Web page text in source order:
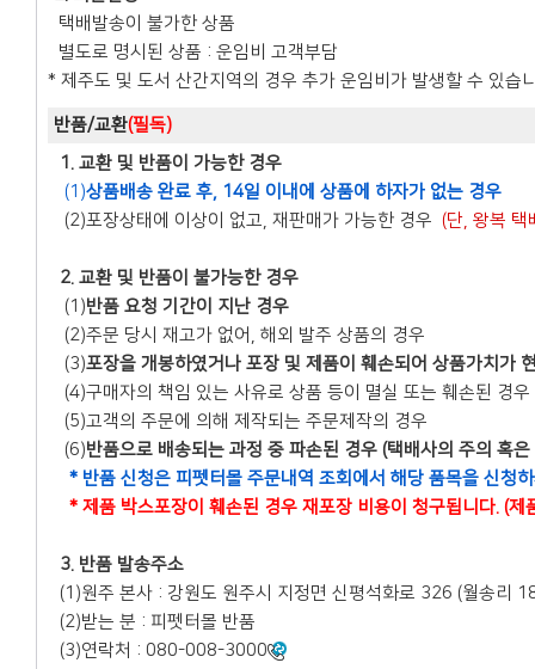
택배발송이 불가한 상품
별도로 명시된 상품 : 운임비 고객부담
* 제주도 및 도서 산간지역의 경우 추가 운임비가 발생할 수 있습
반품/교환(필독)
1. 교환 및 반품이 가능한 경우
(1)상품배송 완료 후, 14일 이내에 상품에 하자가 없는 경우
(2)포장상태에 이상이 없고, 재판매가 가능한 경우(단, 왕복 택
2. 교환 및 반품이 불가능한 경우
(1)반품 요청 기간이 지난 경우
(2)주문 당시 재고가 없어, 해외 발주 상품의 경우
(3)포장을 개봉하였거나 포장 및 제품이 훼손되어 상품가치가
(4)구매자의 책임 있는 사유로 상품 등이 멸실 또는 훼손된 경우
(5)고객의 주문에 의해 제작되는 주문제작의 경우
(6)반품으로 배송되는 과정 중 파손된 경우 (택배사의 주의 혹
* 반품 신청은 피펫터몰 주문내역 조회에서 해당 품목을 신청
* 제품 박스포장이 훼손된 경우 재포장 비용이 청구됩니다. (제
3. 반품 발송주소
(1)원주 본사 : 강원도 원주시 지정면 신평석화로 326 (월송리
(2)받는 분 : 피펫터몰 반품
(3)연락처 : 080-008-3000